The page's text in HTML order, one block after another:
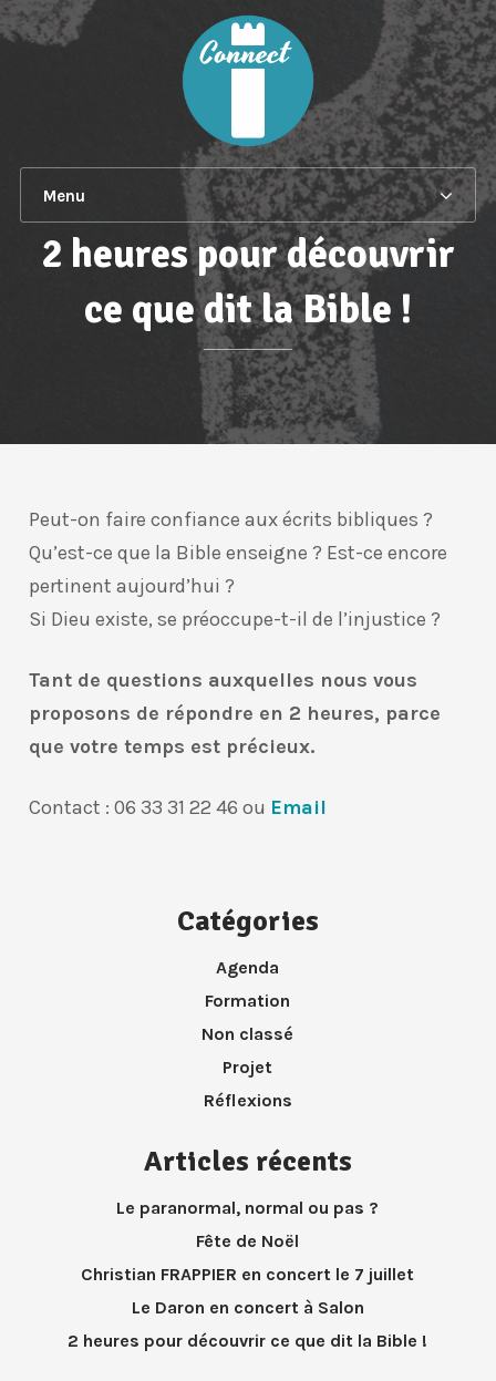
Menu
2 heures pour découvrir
ce que dit la Bible !
Peut-on faire confiance aux écrits bibliques ?
Qu’est-ce que la Bible enseigne ? Est-ce encore
pertinent aujourd’hui ?
Si Dieu existe, se préoccupe-t-il de l’injustice ?
Tant de questions auxquelles nous vous
proposons de répondre en 2 heures, parce
que votre temps est précieux.
Contact : 06 33 31 22 46 ou Email
Catégories
Agenda
Formation
Non classé
Projet
Réflexions
Articles récents
Le paranormal, normal ou pas ?
Fête de Noël
Christian FRAPPIER en concert le 7 juillet
Le Daron en concert à Salon
2 heures pour découvrir ce que dit la Bible !